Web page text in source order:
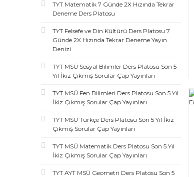
Evrensel İletişim Yayınları (1)
Kafa Dengi (1)
Karekök Yayınları (1)
Medyan Yayınları (1)
Oscar Yayınları (1)
Paraf Yayınları (1)
Ulti Yayınları (1)
TYT Matematik 7 Günde 2X Hızında Tekrar
Deneme Ders Platosu
TYT Felsefe ve Din Kültürü Ders Platosu 7
Günde 2X Hızında Tekrar Deneme Yayın
Denizi
TYT MSÜ Sosyal Bilimler Ders Platosu Son 5
Yıl İkiz Çıkmış Sorular Çap Yayınları
TYT MSÜ Fen Bilimleri Ders Platosu Son 5 Yıl
İkiz Çıkmış Sorular Çap Yayınları
TYT MSÜ Türkçe Ders Platosu Son 5 Yıl İkiz
Çıkmış Sorular Çap Yayınları
TYT MSÜ Matematik Ders Platosu Son 5 Yıl
İkiz Çıkmış Sorular Çap Yayınları
TYT AYT MSÜ Geometri Ders Platosu Son 5